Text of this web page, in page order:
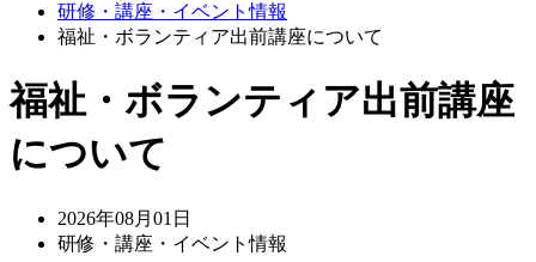
研修・講座・イベント情報
福祉・ボランティア出前講座について
福祉・ボランティア出前講座
について
2026年08月01日
研修・講座・イベント情報